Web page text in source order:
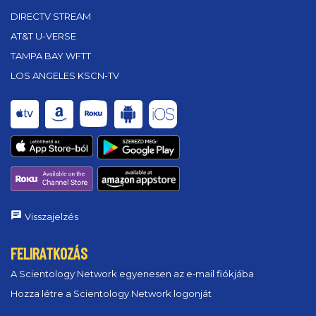
DIRECTV STREAM
AT&T U-VERSE
TAMPA BAY WFTT
LOS ANGELES KSCN-TV
Visszajelzés
FELIRATKOZÁS
A Scientology Network egyenesen az e‑mail fiókjába
Hozza létre a Scientology Network logonját